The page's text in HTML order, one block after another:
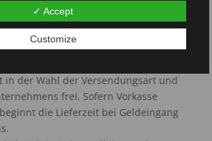
auf Angeboten sind unverbindlich
voraus. Die in
genannten Lieferzeiten
in der Wahl der Versendungsart und
frei. Sofern Vorkasse
die Lieferzeit bei Geldeingang
✓ Accept
Customize